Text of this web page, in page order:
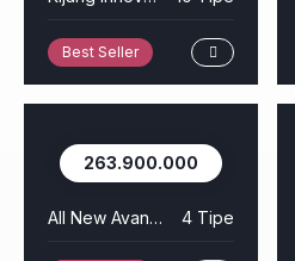
Best Seller
263.900.000
All New Avanza 4 Tipe